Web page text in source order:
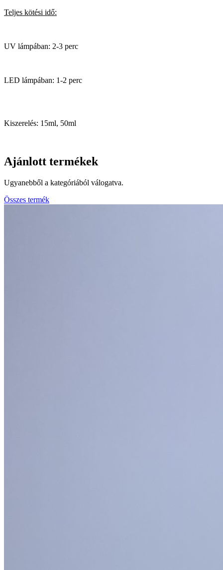
Teljes kötési idő:
UV lámpában: 2-3 perc
LED lámpában: 1-2 perc
Kiszerelés: 15ml, 50ml
Ajánlott termékek
Ugyanebből a kategóriából válogatva.
Összes termék